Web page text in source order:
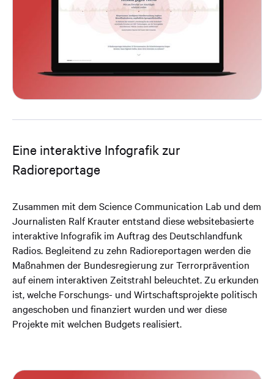
Eine interaktive Infografik zur
Radioreportage
Zusammen mit dem Science Communication Lab und dem
Journalisten Ralf Krauter entstand diese websitebasierte
interaktive Infografik im Auftrag des Deutschlandfunk
Radios. Begleitend zu zehn Radioreportagen werden die
Maßnahmen der Bundesregierung zur Terrorprävention
auf einem interaktiven Zeitstrahl beleuchtet. Zu erkunden
ist, welche Forschungs- und Wirtschaftsprojekte politisch
angeschoben und finanziert wurden und wer diese
Projekte mit welchen Budgets realisiert.